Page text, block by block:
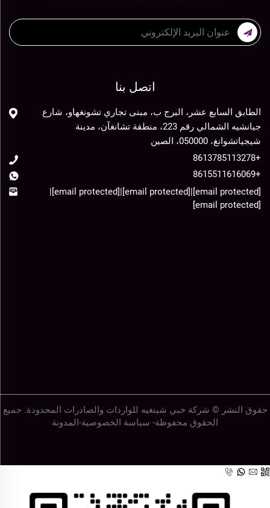
اتصل بنا
الطابق السابع عشر، البرج ب، مبنى تجاري تشونغهاو، شارع
جيانشيه الشمالي رقم 223، منطقة تشانغآن، مدينة
شيجياتشوانغ، 050000، الصين
+8613785113278
+8615511616069
[email protected]
|
[email protected]
|
[email protected]
|
[email protected]
حقوق النشر © شركة خبي شينغيه للواردات والصادرات المحدودة. جميع
الحقوق محفوظة- سياسة الخصوصية-المدونة